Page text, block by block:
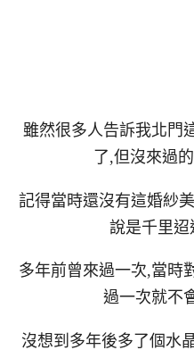
雖然很多人告訴我北門
了,但沒來過
記得當時還沒有這婚紗
說是千里迢
多年前曾來過一次,當時
過一次就不
沒想到多年後多了個水